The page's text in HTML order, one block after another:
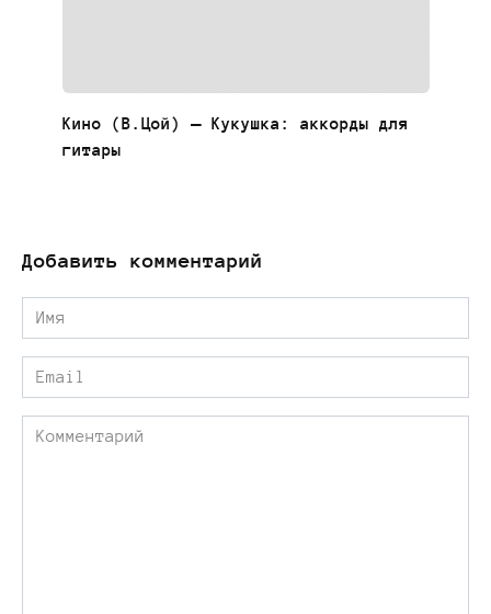
Кино (В.Цой) — Кукушка: аккорды для
гитары
Добавить комментарий
Имя
*
Email
*
Комментарий